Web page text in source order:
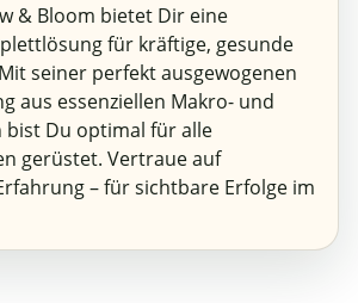
& Bloom bietet Dir eine
für kräftige, gesunde
seiner perfekt ausgewogenen
aus essenziellen Makro- und
Du optimal für alle
gerüstet. Vertraue auf
– für sichtbare Erfolge im